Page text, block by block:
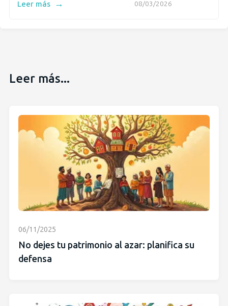
08/03/2026
Leer más →
Leer más...
06/11/2025
No dejes tu patrimonio al azar: planifica su
defensa